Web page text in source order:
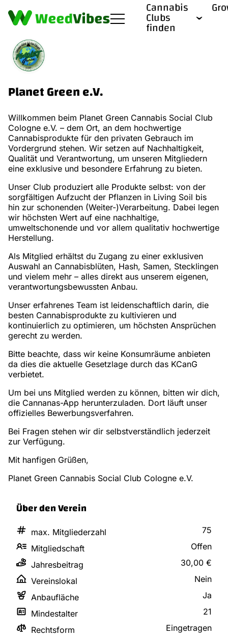
Cannabis
Clubs
finden
Planet Green e.V.
Willkommen beim Planet Green Cannabis Social Club
Cologne e.V. – dem Ort, an dem hochwertige
Cannabisprodukte für den privaten Gebrauch im
Vordergrund stehen. Wir setzen auf Nachhaltigkeit,
Qualität und Verantwortung, um unseren Mitgliedern
eine exklusive und besondere Erfahrung zu bieten.
Unser Club produziert alle Produkte selbst: von der
sorgfältigen Aufzucht der Pflanzen in Living Soil bis
hin zur schonenden (Weiter-)Verarbeitung. Dabei legen
wir höchsten Wert auf eine nachhaltige,
umweltschonende und vor allem qualitativ hochwertige
Herstellung.
Als Mitglied erhältst du Zugang zu einer exklusiven
Auswahl an Cannabisblüten, Hash, Samen, Stecklingen
und vielem mehr – alles direkt aus unserem eigenen,
verantwortungsbewussten Anbau.
Unser erfahrenes Team ist leidenschaftlich darin, die
besten Cannabisprodukte zu kultivieren und
kontinuierlich zu optimieren, um höchsten Ansprüchen
gerecht zu werden.
Bitte beachte, dass wir keine Konsumräume anbieten
da dies die aktuelle Gesetzlage durch das KCanG
verbietet.
Um bei uns Mitglied werden zu können, bitten wir dich,
die Cannanas-App herunterzuladen. Dort läuft unser
offizielles Bewerbungsverfahren.
Bei Fragen stehen wir dir selbstverständlich jederzeit
zur Verfügung.
Mit hanfigen Grüßen,
Planet Green Cannabis Social Club Cologne e.V.
Über den Verein
max. Mitgliederzahl
75
Mitgliedschaft
Offen
Jahresbeitrag
30,00 €
Vereinslokal
Nein
Anbaufläche
Ja
Mindestalter
21
Rechtsform
Eingetragen